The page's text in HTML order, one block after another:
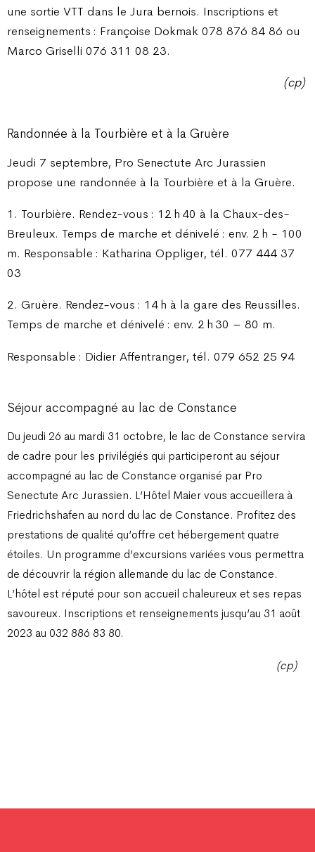
une sortie VTT dans le Jura bernois. Inscriptions et
renseignements : Françoise Dokmak 078 876 84 86 ou
Marco Griselli 076 311 08 23.
(cp)
Randonnée à la Tourbière et à la Gruère
Jeudi 7 septembre, Pro Senectute Arc Jurassien
propose une randonnée à la Tourbière et à la Gruère.
1. Tourbière. Rendez-vous : 12 h 40 à la Chaux-des-
Breuleux. Temps de marche et dénivelé : env. 2 h - 100
m. Responsable : Katharina Oppliger, tél. 077 444 37
03
2. Gruère. Rendez-vous : 14 h à la gare des Reussilles.
Temps de marche et dénivelé : env. 2 h 30 – 80 m.
Responsable : Didier Affentranger, tél. 079 652 25 94
Séjour accompagné au lac de Constance
Du jeudi 26 au mardi 31 octobre, le lac de Constance servira
de cadre pour les privilégiés qui participeront au séjour
accompagné au lac de Constance organisé par Pro
Senectute Arc Jurassien. L’Hôtel Maier vous accueillera à
Friedrichshafen au nord du lac de Constance. Profitez des
prestations de qualité qu’offre cet hébergement quatre
étoiles. Un programme d’excursions variées vous permettra
de découvrir la région allemande du lac de Constance.
L’hôtel est réputé pour son accueil chaleureux et ses repas
savoureux. Inscriptions et renseignements jusqu’au 31 août
2023 au 032 886 83 80.
(cp)